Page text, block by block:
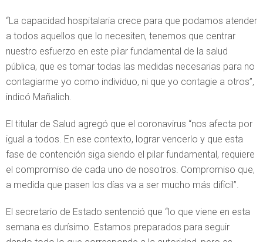
“La capacidad hospitalaria crece para que podamos atender
a todos aquellos que lo necesiten, tenemos que centrar
nuestro esfuerzo en este pilar fundamental de la salud
pública, que es tomar todas las medidas necesarias para no
contagiarme yo como individuo, ni que yo contagie a otros”,
indicó Mañalich.
El titular de Salud agregó que el coronavirus “nos afecta por
igual a todos. En ese contexto, lograr vencerlo y que esta
fase de contención siga siendo el pilar fundamental, requiere
el compromiso de cada uno de nosotros. Compromiso que,
a medida que pasen los días va a ser mucho más difícil”.
El secretario de Estado sentenció que “lo que viene en esta
semana es durísimo. Estamos preparados para seguir